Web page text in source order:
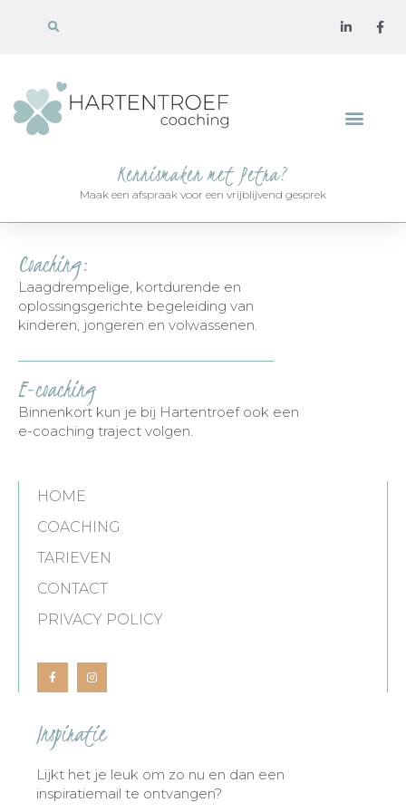
Kennismaken met Petra?
Maak een afspraak voor een vrijblijvend gesprek
Coaching:
Laagdrempelige, kortdurende en
oplossingsgerichte begeleiding van
kinderen, jongeren en volwassenen.
E-coaching
Binnenkort kun je bij Hartentroef ook een
e-coaching traject volgen.
HOME
COACHING
TARIEVEN
CONTACT
PRIVACY POLICY
Inspiratie
Lijkt het je leuk om zo nu en dan een
inspiratiemail te ontvangen?